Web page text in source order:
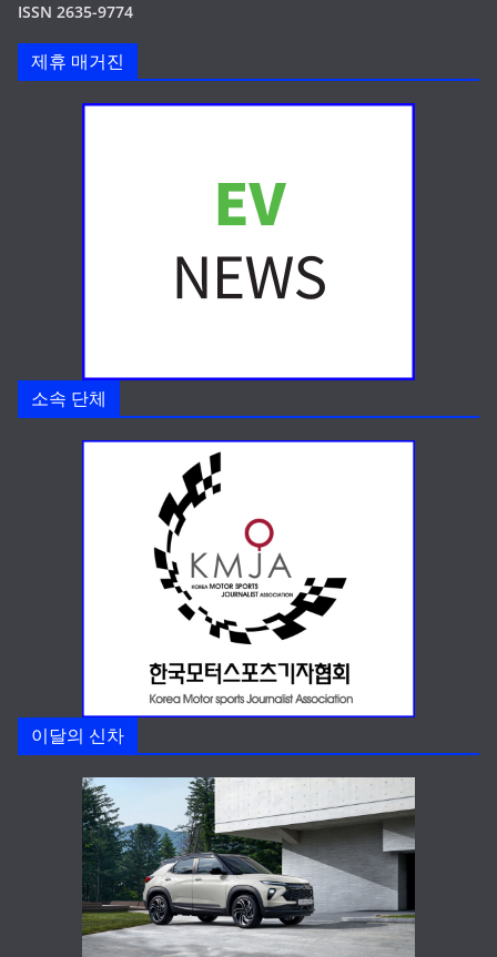
ISSN 2635-9774
제휴 매거진
소속 단체
이달의 신차